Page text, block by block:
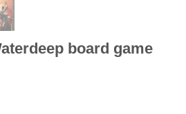
board game